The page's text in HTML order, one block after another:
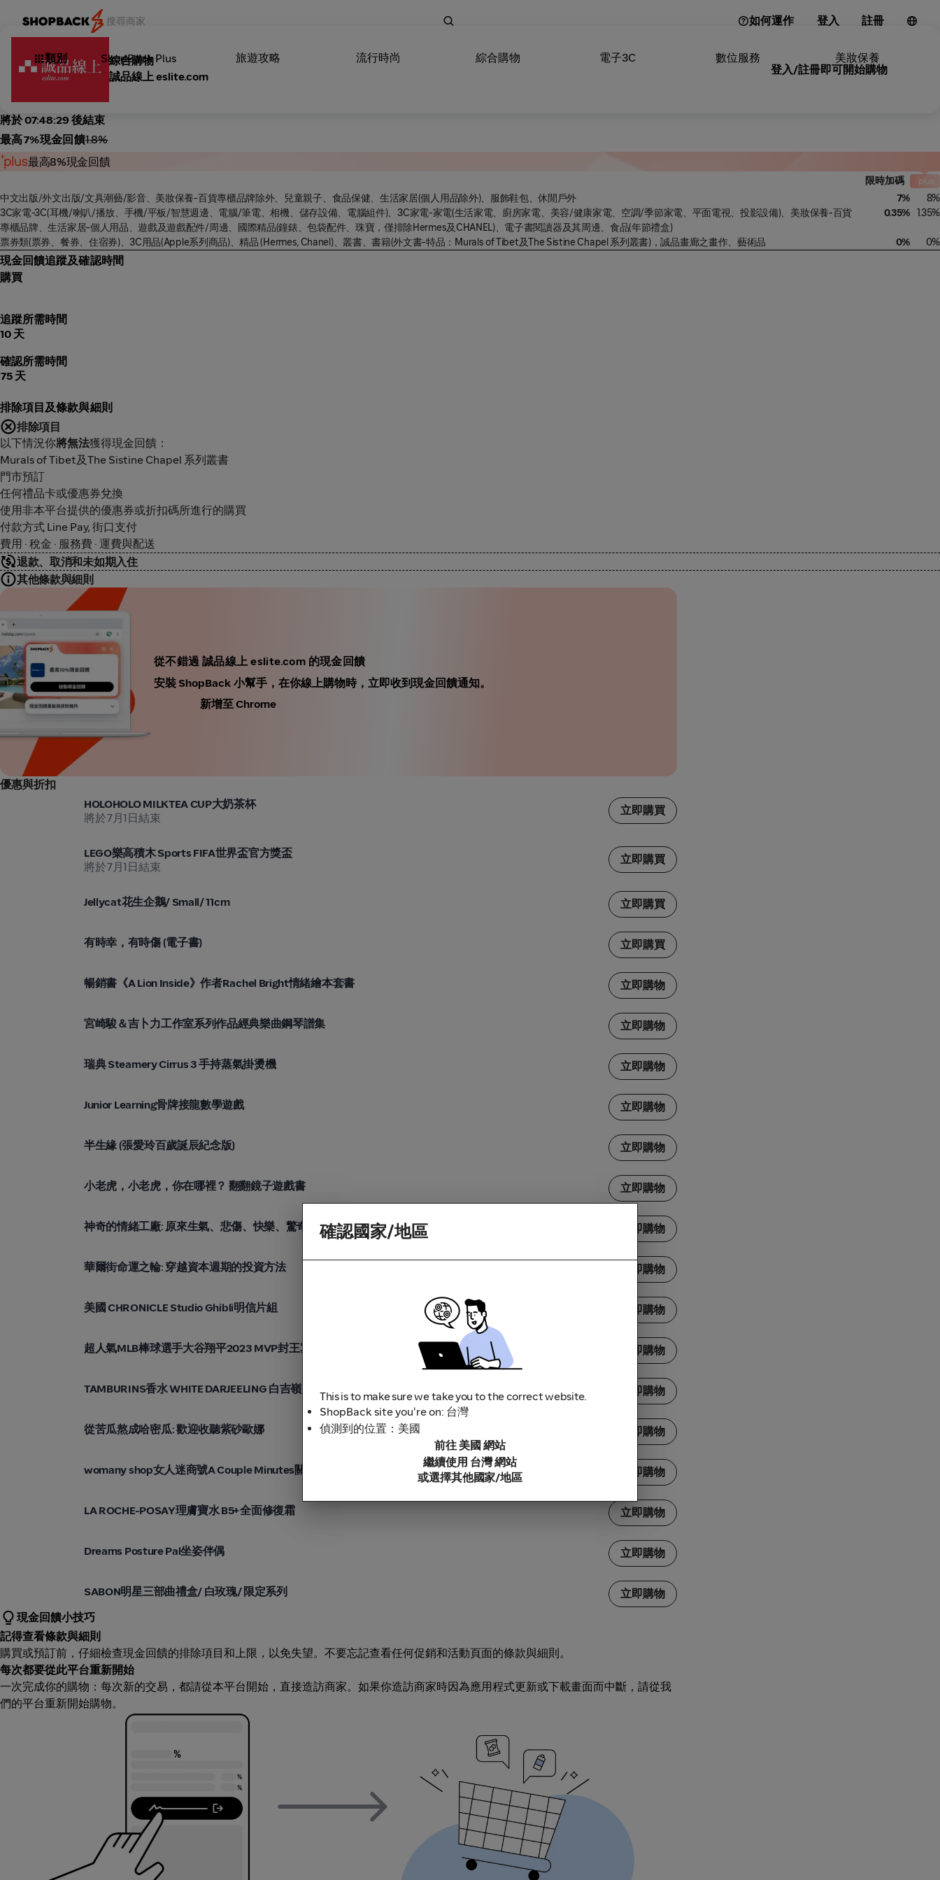
如何運作 登入 註冊
類別 ShopBack Plus 旅遊攻略 流行時尚 綜合購物 電子3C 數位服務 美妝保養
綜合購物
誠品線上 eslite.com
登入/註冊即可開始購物
將於 07:48:28 後結束
最高7%現金回饋1.8%
最高8%現金回饋
限時加碼
中文出版/外文出版/文具潮藝/影音、美妝保養-百貨專櫃品牌除外、兒童親子、食品保健、生活家居(個人用品除外)、服飾鞋包、休閒戶外
7%
8%
3C家電-3C(耳機/喇叭/播放、手機/平板/智慧週邊、電腦/筆電、相機、儲存設備、電腦組件)、3C家電-家電(生活家電、廚房家電、美容/健康家電、空調/季節家電、平面電視、投影設備)、美妝保養-百貨
專櫃品牌、生活家居-個人用品、遊戲及遊戲配件/周邊、國際精品(鐘錶、包袋配件、珠寶，僅排除Hermes及CHANEL)、電子書閱讀器及其周邊、食品(年節禮盒)
0.35% 1.35%
票券類(票券、餐券、住宿券)、3C用品(Apple系列商品)、精品 (Hermes, Chanel)、叢書、書籍(外文書-特品：Murals of Tibet及The Sistine Chapel 系列叢書)，誠品畫廊之畫作、藝術品 0% 0%
現金回饋追蹤及確認時間
購買
追蹤所需時間
10 天
確認所需時間
75 天
排除項目及條款與細則
排除項目
以下情況你將無法獲得現金回饋：
Murals of Tibet及The Sistine Chapel 系列叢書
門市預訂
任何禮品卡或優惠券兌換
使用非本平台提供的優惠券或折扣碼所進行的購買
付款方式 Line Pay, 街口支付
費用 · 稅金 · 服務費 · 運費與配送
退款、取消和未如期入住
其他條款與細則
從不錯過 誠品線上 eslite.com 的現金回饋
安裝 ShopBack 小幫手，在你線上購物時，立即收到現金回饋通知。
新增至 Chrome
優惠與折扣
誠品線上 eslite.comHOLOHOLO MILKTEA CUP大奶茶杯
將於7月1日結束
立即購買
誠品線上 eslite.com
LEGO樂高積木 Sports FIFA世界盃官方獎盃
將於7月1日結束
立即購買
誠品線上 eslite.comJellycat花生企鵝/ Small/ 11cm 立即購買
誠品線上 eslite.com有時幸，有時傷 (電子書) 立即購買
誠品線上 eslite.com暢銷書《A Lion Inside》作者Rachel Bright情緒繪本套書 立即購物
誠品線上 eslite.com宮崎駿＆吉卜力工作室系列作品經典樂曲鋼琴譜集 立即購物
誠品線上 eslite.com瑞典 Steamery Cirrus 3 手持蒸氣掛燙機 立即購物
誠品線上 eslite.comJunior Learning骨牌接龍數學遊戲 立即購物
誠品線上 eslite.com半生緣 (張愛玲百歲誕辰紀念版) 立即購物
誠品線上 eslite.com小老虎，小老虎，你在哪裡？ 翻翻鏡子遊戲書 立即購物
誠品線上 eslite.com神奇的情緒工廠: 原來生氣、悲傷、快樂、驚奇、害怕、討厭是這樣。 立即購物
誠品線上 eslite.com華爾街命運之輪: 穿越資本週期的投資方法 立即購物
誠品線上 eslite.com美國 CHRONICLE Studio Ghibli明信片組 立即購物
誠品線上 eslite.com超人氣MLB棒球選手大谷翔平2023 MVP封王寫真紀錄 立即購物
誠品線上 eslite.comTAMBURINS香水 WHITE DARJEELING 白吉嶺茶 50ml 立即購物
誠品線上 eslite.com從苦瓜熬成哈密瓜: 歡迎收聽紫砂歐娜 立即購物
誠品線上 eslite.comwomany shop女人迷商號A Couple Minutes關係同步卡牌 立即購物
誠品線上 eslite.comLA ROCHE-POSAY理膚寶水 B5+全面修復霜 立即購物
誠品線上 eslite.comDreams Posture Pal坐姿伴偶 立即購物
誠品線上 eslite.comSABON明星三部曲禮盒/ 白玫瑰/ 限定系列
立即購物
現金回饋小技巧
記得查看條款與細則
購買或預訂前，仔細檢查現金回饋的排除項目和上限，以免失望。不要忘記查看任何促銷和活動頁面的條款與細則。
每次都要從此平台重新開始
一次完成你的購物：每次新的交易，都請從本平台開始，直接造訪商家。如果你造訪商家時因為應用程式更新或下載畫面而中斷，請從我
們的平台重新開始購物。
確認國家/地區
This is to make sure we take you to the correct website.
ShopBack site you're on: 台灣
偵測到的位置：美國
前往 美國 網站
繼續使用 台灣 網站
或選擇其他國家/地區